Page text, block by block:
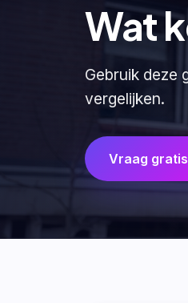
Wat
Gebruik deze
vergelijken.
Vraag